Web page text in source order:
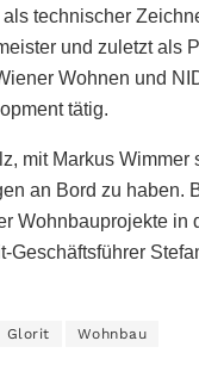
technischer
und zuletzt als
Wohnen und
tätig.
mit Markus Wimmer
an Bord zu haben.
Wohnbauprojekte in
Geschäftsführer
Glorit Wohnbau